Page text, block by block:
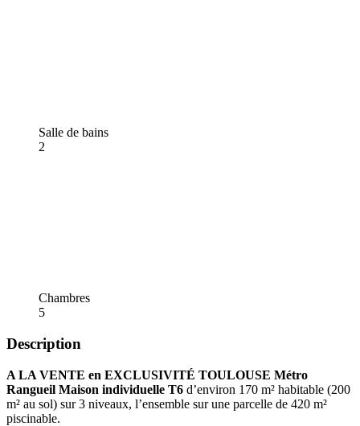
Salle de bains
2
Chambres
5
Description
A LA VENTE en EXCLUSIVITÉ TOULOUSE Métro
Rangueil Maison individuelle T6 d’environ 170 m² habitable (200
m² au sol) sur 3 niveaux, l’ensemble sur une parcelle de 420 m²
piscinable.